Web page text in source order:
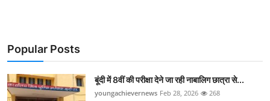
Popular Posts
बूंदी में 8वीं की परीक्षा देने जा रही नाबालिग छात्रा से...
youngachievernews Feb 28, 2026 268